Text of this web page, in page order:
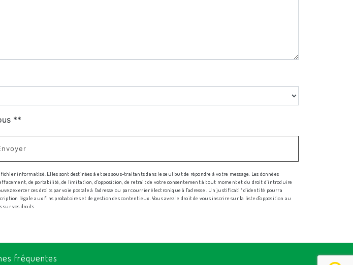
**
informatisé. Elles sont destinées à et ses sous-traitants dans le seul but de répondre à votre message. Les données
de portabilité, de limitation, d’opposition, de retrait de votre consentement à tout moment et du droit d’introduire
exercer ces droits par voie postale à l'adresse ou par courrier électronique à l'adresse . Un justificatif d'identité pourra
légale aux fins probatoires et de gestion des contentieux. Vous avez le droit de vous inscrire sur la liste d'opposition au
sur vos droits.
fréquentes